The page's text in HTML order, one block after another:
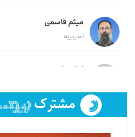
میثم قاسمی
تحریریه
لیلا حنارود
فائزه فتحی رستمی
تحریریه